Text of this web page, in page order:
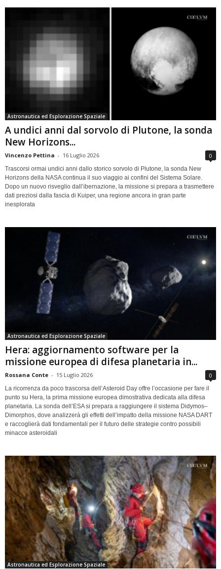
Astronautica ed Esplorazione Spaziale
A undici anni dal sorvolo di Plutone, la sonda
New Horizons...
Vincenzo Pettina - 16 Luglio 2026 0
Trascorsi ormai undici anni dallo storico sorvolo di Plutone, la sonda New
Horizons della NASA continua il suo viaggio ai confini del Sistema Solare.
Dopo un nuovo risveglio dall’ibernazione, la missione si prepara a trasmettere
dati preziosi dalla fascia di Kuiper, una regione ancora in gran parte
inesplorata
Astronautica ed Esplorazione Spaziale
Hera: aggiornamento software per la
missione europea di difesa planetaria in...
Rossana Conte - 15 Luglio 2026 0
La ricorrenza da poco trascorsa dell’Asteroid Day offre l’occasione per fare il
punto su Hera, la prima missione europea dimostrativa dedicata alla difesa
planetaria. La sonda dell’ESA si prepara a raggiungere il sistema Didymos–
Dimorphos, dove analizzerà gli effetti dell’impatto della missione NASA DART
e raccoglierà dati fondamentali per il futuro delle strategie contro possibili
minacce asteroidali
Astronautica ed Esplorazione Spaziale